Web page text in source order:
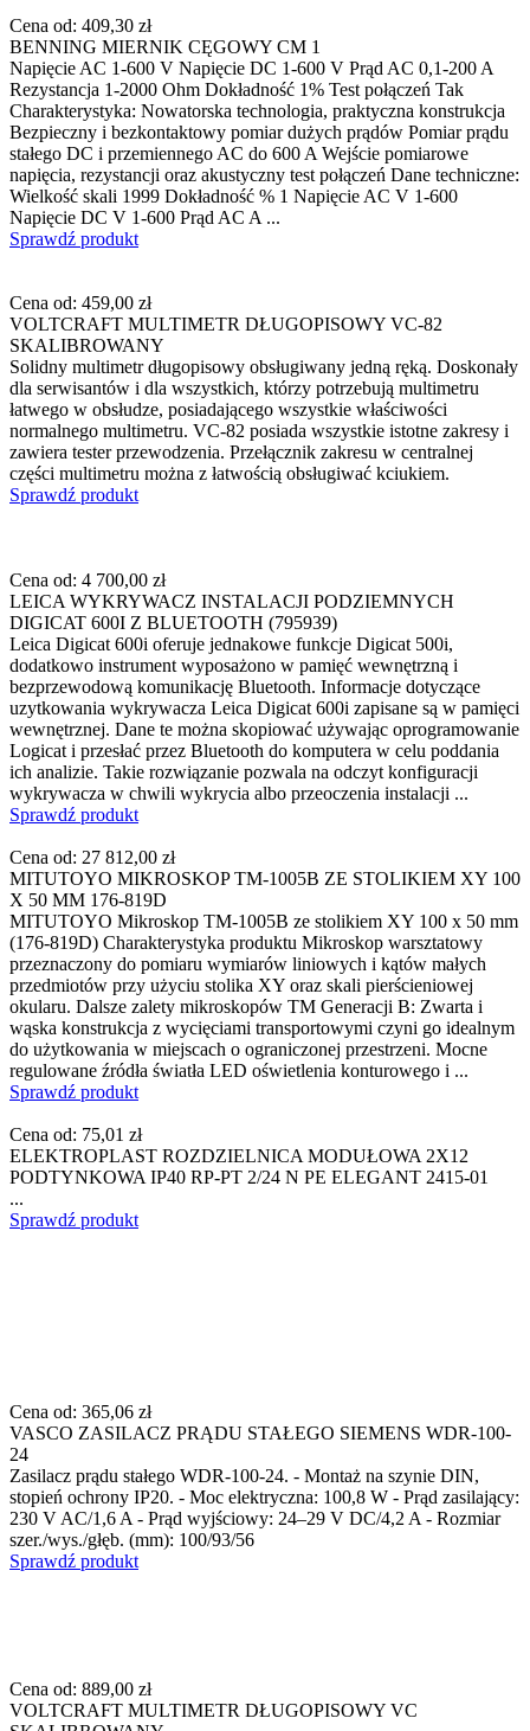
Cena od: 409,30 zł
BENNING MIERNIK CĘGOWY CM 1
Napięcie AC 1-600 V Napięcie DC 1-600 V Prąd AC 0,1-200 A
Rezystancja 1-2000 Ohm Dokładność 1% Test połączeń Tak
Charakterystyka: Nowatorska technologia, praktyczna konstrukcja
Bezpieczny i bezkontaktowy pomiar dużych prądów Pomiar prądu
stałego DC i przemiennego AC do 600 A Wejście pomiarowe
napięcia, rezystancji oraz akustyczny test połączeń Dane techniczne:
Wielkość skali 1999 Dokładność % 1 Napięcie AC V 1-600
Napięcie DC V 1-600 Prąd AC A ...
Sprawdź produkt
Cena od: 459,00 zł
VOLTCRAFT MULTIMETR DŁUGOPISOWY VC-82
SKALIBROWANY
Solidny multimetr długopisowy obsługiwany jedną ręką. Doskonały
dla serwisantów i dla wszystkich, którzy potrzebują multimetru
łatwego w obsłudze, posiadającego wszystkie właściwości
normalnego multimetru. VC-82 posiada wszystkie istotne zakresy i
zawiera tester przewodzenia. Przełącznik zakresu w centralnej
części multimetru można z łatwością obsługiwać kciukiem.
Sprawdź produkt
Cena od: 4 700,00 zł
LEICA WYKRYWACZ INSTALACJI PODZIEMNYCH
DIGICAT 600I Z BLUETOOTH (795939)
Leica Digicat 600i oferuje jednakowe funkcje Digicat 500i,
dodatkowo instrument wyposażono w pamięć wewnętrzną i
bezprzewodową komunikację Bluetooth. Informacje dotyczące
uzytkowania wykrywacza Leica Digicat 600i zapisane są w pamięci
wewnętrznej. Dane te można skopiować używając oprogramowanie
Logicat i przesłać przez Bluetooth do komputera w celu poddania
ich analizie. Takie rozwiązanie pozwala na odczyt konfiguracji
wykrywacza w chwili wykrycia albo przeoczenia instalacji ...
Sprawdź produkt
Cena od: 27 812,00 zł
MITUTOYO MIKROSKOP TM-1005B ZE STOLIKIEM XY 100
X 50 MM 176-819D
MITUTOYO Mikroskop TM-1005B ze stolikiem XY 100 x 50 mm
(176-819D) Charakterystyka produktu Mikroskop warsztatowy
przeznaczony do pomiaru wymiarów liniowych i kątów małych
przedmiotów przy użyciu stolika XY oraz skali pierścieniowej
okularu. Dalsze zalety mikroskopów TM Generacji B: Zwarta i
wąska konstrukcja z wycięciami transportowymi czyni go idealnym
do użytkowania w miejscach o ograniczonej przestrzeni. Mocne
regulowane źródła światła LED oświetlenia konturowego i ...
Sprawdź produkt
Cena od: 75,01 zł
ELEKTROPLAST ROZDZIELNICA MODUŁOWA 2X12
PODTYNKOWA IP40 RP-PT 2/24 N PE ELEGANT 2415-01
...
Sprawdź produkt
Cena od: 365,06 zł
VASCO ZASILACZ PRĄDU STAŁEGO SIEMENS WDR-100-
24
Zasilacz prądu stałego WDR-100-24. - Montaż na szynie DIN,
stopień ochrony IP20. - Moc elektryczna: 100,8 W - Prąd zasilający:
230 V AC/1,6 A - Prąd wyjściowy: 24–29 V DC/4,2 A - Rozmiar
szer./wys./głęb. (mm): 100/93/56
Sprawdź produkt
Cena od: 889,00 zł
VOLTCRAFT MULTIMETR DŁUGOPISOWY VC